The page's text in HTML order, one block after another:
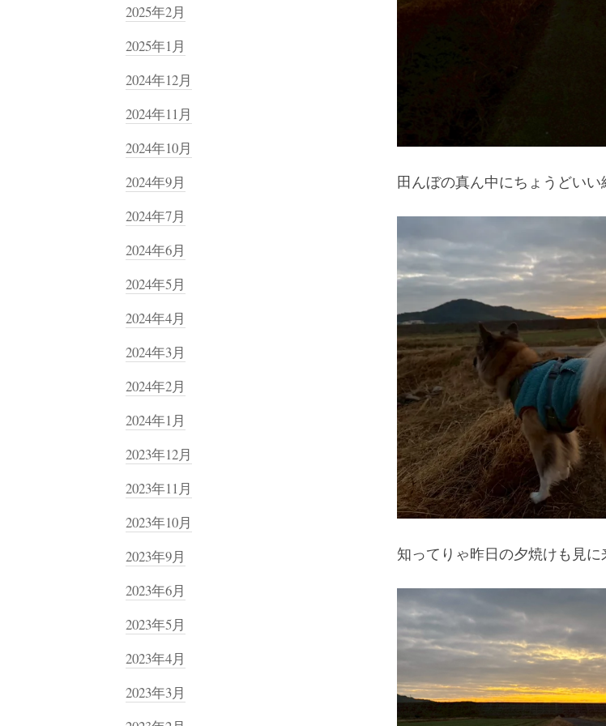
田んぼの真ん中にちょうどいい
知ってりゃ昨日の夕焼けも見に
2025年2月
2025年1月
2024年12月
2024年11月
2024年10月
2024年9月
2024年7月
2024年6月
2024年5月
2024年4月
2024年3月
2024年2月
2024年1月
2023年12月
2023年11月
2023年10月
2023年9月
2023年6月
2023年5月
2023年4月
2023年3月